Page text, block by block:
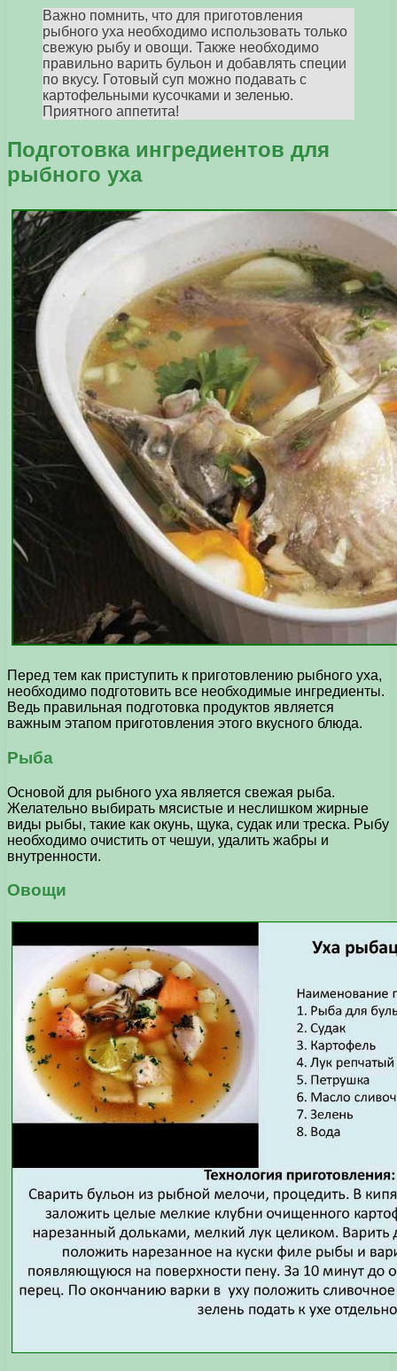
Важно помнить, что для приготовления
рыбного уха необходимо использовать только
свежую рыбу и овощи. Также необходимо
правильно варить бульон и добавлять специи
по вкусу. Готовый суп можно подавать с
картофельными кусочками и зеленью.
Приятного аппетита!
Подготовка ингредиентов для
рыбного уха
Перед тем как приступить к приготовлению рыбного уха,
необходимо подготовить все необходимые ингредиенты.
Ведь правильная подготовка продуктов является
важным этапом приготовления этого вкусного блюда.
Рыба
Основой для рыбного уха является свежая рыба.
Желательно выбирать мясистые и неслишком жирные
виды рыбы, такие как окунь, щука, судак или треска. Рыбу
необходимо очистить от чешуи, удалить жабры и
внутренности.
Овощи